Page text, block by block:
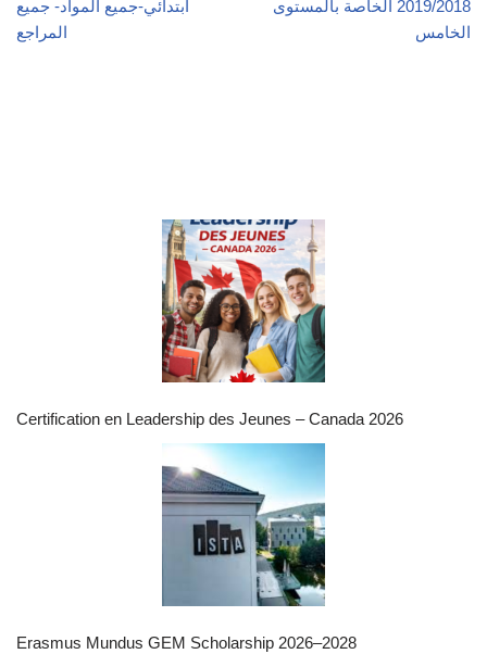
ابتدائي-جميع المواد- جميع
المراجع
2019/2018 الخاصة بالمستوى
الخامس
Certification en Leadership des Jeunes – Canada 2026
Erasmus Mundus GEM Scholarship 2026–2028